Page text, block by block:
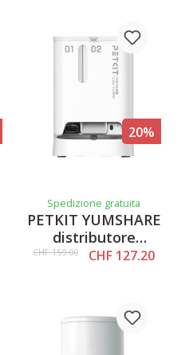
20%
Spedizione gratuita
PETKIT YUMSHARE
distributore
automatico di cibo
con telecamera
CHF 159.00 CHF 127.20